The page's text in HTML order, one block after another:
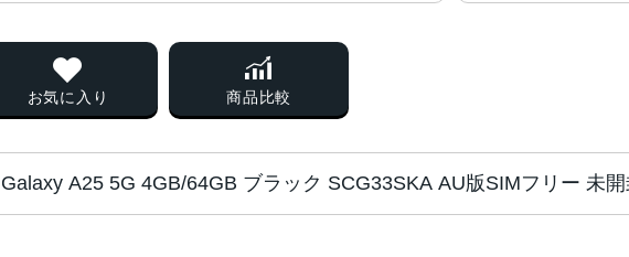
お気に入り 商品比較
Galaxy A25 5G 4GB/64GB ブラック SCG33SKA AU版SIMフリー 未